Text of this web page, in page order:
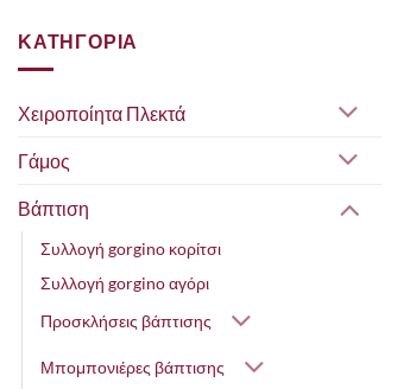
ΚΑΤΗΓΟΡΙΑ
Χειροποίητα Πλεκτά
Γάμος
Βάπτιση
Συλλογή gorgino κορίτσι
Συλλογή gorgino αγόρι
Προσκλήσεις βάπτισης
Μπομπονιέρες βάπτισης